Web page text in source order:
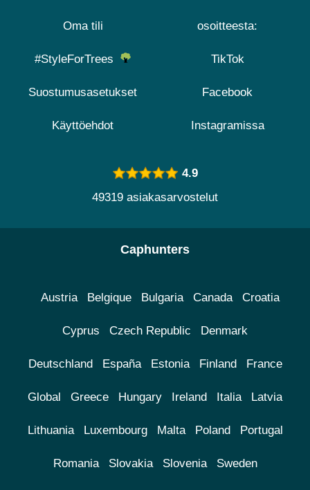
Oma tili
#StyleForTrees
Suostumusasetukset
Käyttöehdot
osoitteesta:
TikTok
Facebook
Instagramissa
4.9
49319 asiakasarvostelut
Caphunters
Austria Belgique Bulgaria Canada Croatia
Cyprus Czech Republic Denmark
Deutschland España Estonia Finland France
Global Greece Hungary Ireland Italia Latvia
Lithuania Luxembourg Malta Poland Portugal
Romania Slovakia Slovenia Sweden